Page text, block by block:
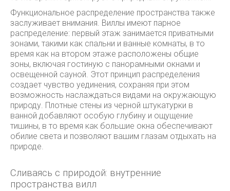
Функциональное распределение пространства также
заслуживает внимания. Виллы имеют парное
распределение: первый этаж занимается приватными
зонами, такими как спальни и ванные комнаты, в то
время как на втором этаже расположены общие
зоны, включая гостиную с панорамными окнами и
освещенной сауной. Этот принцип распределения
создает чувство уединения, сохраняя при этом
возможность наслаждаться видами на окружающую
природу. Плотные стены из черной штукатурки в
ванной добавляют особую глубину и ощущение
тишины, в то время как большие окна обеспечивают
обилие света и позволяют вашим глазам отдыхать на
природе.
Сливаясь с природой: внутренние
пространства вилл